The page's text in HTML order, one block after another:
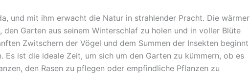
und mit ihm erwacht die Natur in strahlender Pracht. Die wärmer
den Garten aus seinem Winterschlaf zu holen und in voller Blüte
Zwitschern der Vögel und dem Summen der Insekten beginnt
Es ist die ideale Zeit, um sich um den Garten zu kümmern, ob es
den Rasen zu pflegen oder empfindliche Pflanzen zu